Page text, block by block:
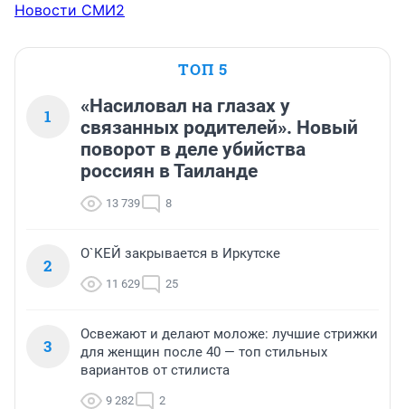
Новости СМИ2
ТОП 5
1
«Насиловал на глазах у
связанных родителей». Новый
поворот в деле убийства
россиян в Таиланде
13 739 8
2
О`КЕЙ закрывается в Иркутске
11 629 25
3
Освежают и делают моложе: лучшие стрижки
для женщин после 40 — топ стильных
вариантов от стилиста
9 282 2